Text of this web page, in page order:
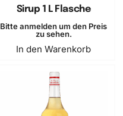
Sirup 1 L Flasche
Bitte anmelden um den Preis
zu sehen.
In den Warenkorb